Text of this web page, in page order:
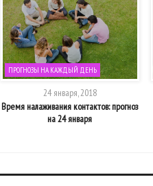
ПРОГНОЗЫ НА КАЖДЫЙ ДЕНЬ
24 января, 2018
Время налаживания контактов: прогноз
на 24 января